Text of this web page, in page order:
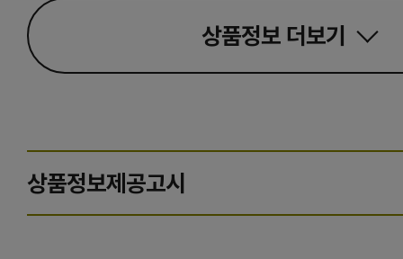
상품정보 더보기
상품정보제공고시